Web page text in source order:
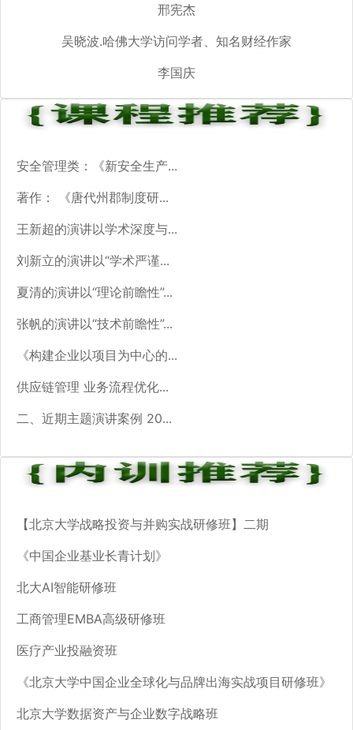
邢宪杰
吴晓波.哈佛大学访问学者、知名财经作家
李国庆
安全管理类：《新安全生产...
著作： 《唐代州郡制度研...
王新超的演讲以学术深度与...
刘新立的演讲以“学术严谨...
夏清的演讲以“理论前瞻性”...
张帆的演讲以“技术前瞻性”...
《构建企业以项目为中心的...
供应链管理 业务流程优化...
二、近期主题演讲案例 20...
【北京大学战略投资与并购实战研修班】二期
《中国企业基业长青计划》
北大AI智能研修班
工商管理EMBA高级研修班
医疗产业投融资班
《北京大学中国企业全球化与品牌出海实战项目研修班》
北京大学数据资产与企业数字战略班